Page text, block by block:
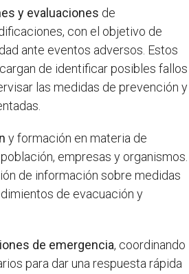
y evaluaciones de
con el objetivo de
ante eventos adversos. Estos
de identificar posibles fallos
las medidas de prevención y
y formación en materia de
empresas y organismos.
de información sobre medidas
de evacuación y
de emergencia, coordinando
para dar una respuesta rápida